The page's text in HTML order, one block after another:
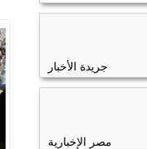
جريدة الأخبار
مصر الإخبارية